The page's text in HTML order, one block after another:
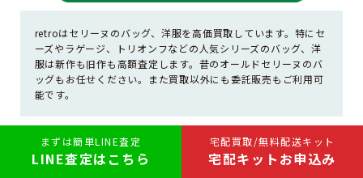
宅配買取/無料配送キット
宅配キットお申込み
まずは簡単LINE査定
LINE査定はこちら
retroはセリーヌのバッグ、洋服を高価買取しています。特にセ
ーズやラゲージ、トリオンフなどの人気シリーズのバッグ、洋
服は新作も旧作も高額査定します。昔のオールドセリーヌのバ
ッグもお任せください。また買取以外にも委託販売もご利用可
能です。